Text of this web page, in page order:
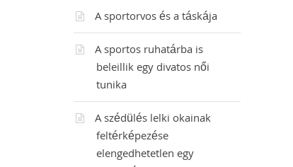
A sportorvos és a táskája
A sportos ruhatárba is
beleillik egy divatos női
tunika
A szédülés lelki okainak
feltérképezése
elengedhetetlen egy